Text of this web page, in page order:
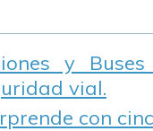
y
vial.
con